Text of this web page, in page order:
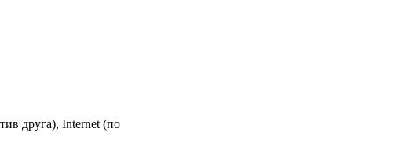
друга), Internet (по